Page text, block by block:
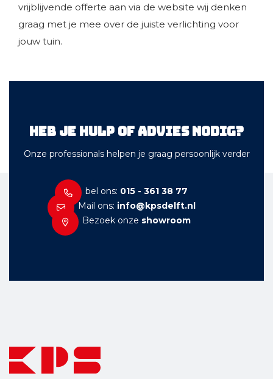
vrijblijvende offerte aan via de website wij denken
graag met je mee over de juiste verlichting voor
jouw tuin.
Heb je hulp of advies nodig?
Onze professionals helpen je graag persoonlijk verder
bel ons: 015 - 361 38 77
Mail ons: info@kpsdelft.nl
Bezoek onze showroom